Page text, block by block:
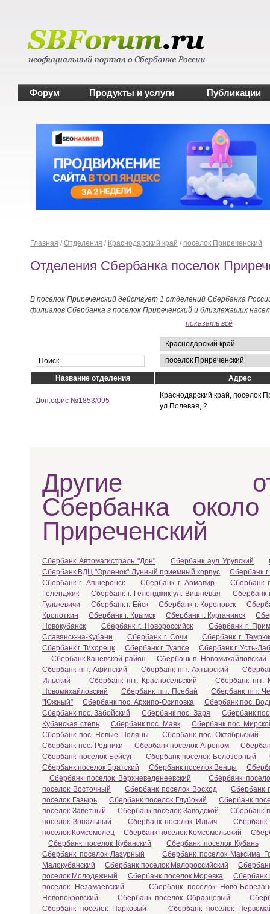
Форум Продукты и услуги Публикации
Главная / Отделения / Краснодарский край / поселок Приреченский
Отделения Сбербанка поселок
В поселок Приреченский действует 1 отделений Сбербанка
филиалов Сбербанка в поселок Приреченский и близлежащих
показать всё
Название отделения Адрес
Доп.офис №1853/095
Краснодарский край, поселок
ул.Полевая, 2
Другие
Сбербанка
Приреченский
Сбербанк Автомагистраль "Дон" Сбербанк аул Урупский
Сбербанк ВДЦ "Орленок" Лунный приемный корпус
Сбербанк
Сбербанк г. Апшеронск
Сбербанк г. Армавир
Сбербанк
Геленджик
Сбербанк г. Геленджик ул. Вишневая
Сбербанк
Гулькевичи
Сбербанк г. Ейск Сбербанк г. Кореновск
Кропоткин
Сбербанк г. Крымск Сбербанк г. Курганинск
Новокубанск
Сбербанк г. Новороссийск
Сбербанк г.
Славянск-на-Кубани
Сбербанк г. Сочи
Сбербанк г. Темрюк
Сбербанк г. Тихорецк
Сбербанк г. Туапсе
Сбербанк г. Усть-
Сбербанк Каневской район
Сбербанк п. Новомихайловский
Сбербанк пгт. Афипский
Сбербанк пгт. Ахтырский
Ильский
Сбербанк пгт. Красносельский
Сбербанк пгт.
Новомихайловский
Сбербанк пгт. Псебай
Сбербанк пгт.
"Южный"
Сбербанк пос. Архипо-Осиповка
Сбербанк пос.
Сбербанк пос. Забойский
Сбербанк пос. Заря
Сбербанк
Кубанская степь
Сбербанк пос. Маяк
Сбербанк пос.
Сбербанк пос. Новые Поляны
Сбербанк пос. Октябрьский
Сбербанк пос. Родники
Сбербанк поселок Агроном
Сбербанк поселок Бейсуг
Сбербанк поселок Белозерный
Сбербанк поселок Братский
Сбербанк поселок Венцы
Сбербанк поселок Верхневеденеевский
Сбербанк
поселок Восточный
Сбербанк поселок Восход
Сбербанк
поселок Газырь
Сбербанк поселок Глубокий
Сбербанк
поселок Заветный
Сбербанк поселок Заводской
Сбербанк
поселок Зональный
Сбербанк поселок Ильич
Сбербанк
поселок Комсомолец
Сбербанк поселок Комсомольский
Сбербанк поселок Кубанский
Сбербанк поселок Кубань
Сбербанк поселок Лазурный
Сбербанк поселок Максима
Малокубанский
Сбербанк поселок Малороссийский
поселок Молодежный
Сбербанк поселок Моревка
Сбербанк
поселок Незамаевский
Сбербанк поселок Ново-
Новопокровский
Сбербанк поселок Образцовый
Сбербанк поселок Парковый
Сбербанк поселок